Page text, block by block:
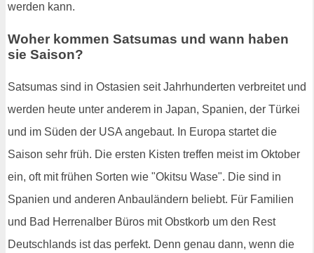
werden kann.
Woher kommen Satsumas und wann haben
sie Saison?
Satsumas sind in Ostasien seit Jahrhunderten verbreitet und
werden heute unter anderem in Japan, Spanien, der Türkei
und im Süden der USA angebaut. In Europa startet die
Saison sehr früh. Die ersten Kisten treffen meist im Oktober
ein, oft mit frühen Sorten wie "Okitsu Wase". Die sind in
Spanien und anderen Anbauländern beliebt. Für Familien
und Bad Herrenalber Büros mit Obstkorb um den Rest
Deutschlands ist das perfekt. Denn genau dann, wenn die